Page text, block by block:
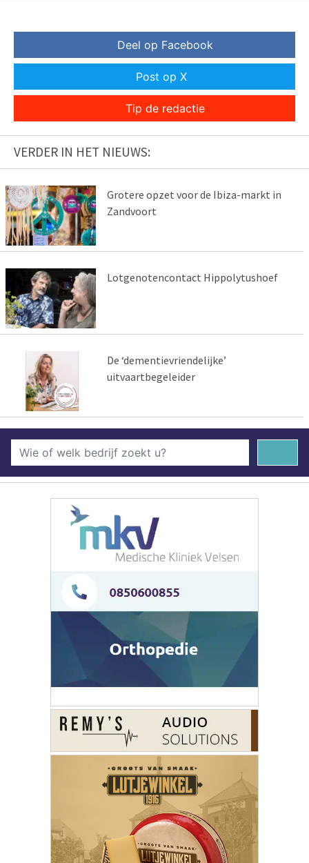
Deel op Facebook
Post op X
Tip de redactie
VERDER IN HET NIEUWS:
Grotere opzet voor de Ibiza-markt in
Zandvoort
Lotgenotencontact Hippolytushoef
De ‘dementievriendelijke’
uitvaartbegeleider